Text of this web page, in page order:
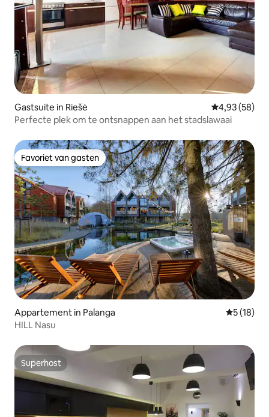
Gastsuite in Riešė Gemiddelde
4,93 (58)
Perfecte plek om te ontsnappen aan het stadslawaai
Favoriet van gasten
Favoriet van gasten
Appartement in Palanga
5 (18)
HILL Nasu
Superhost
Superhost